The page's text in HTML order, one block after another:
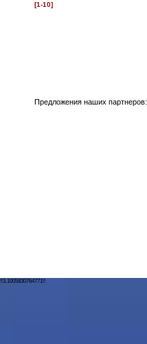
[1-10]
Предложения наших партнеров:
!!3.1005830764771!!